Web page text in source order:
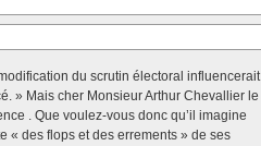
du scrutin électoral influencerait
» Mais cher Monsieur Arthur Chevallier le
. Que voulez-vous donc qu’il imagine
« des flops et des errements » de ses